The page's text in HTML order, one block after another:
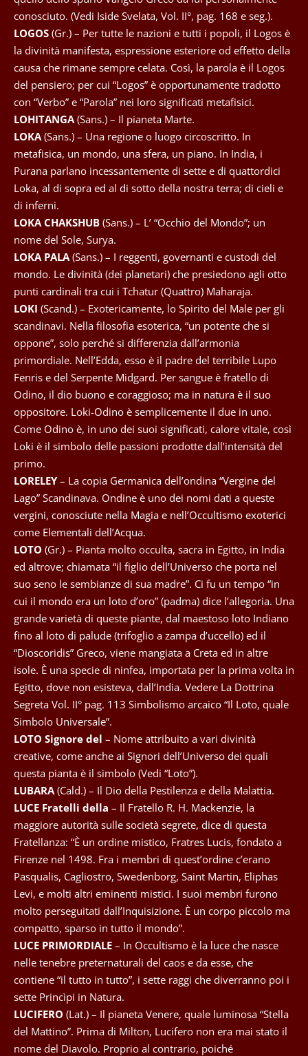
conosciuto. (Vedi Iside Svelata, Vol. II°, pag. 168 e seg.).
LOGOS (Gr.) – Per tutte le nazioni e tutti i popoli, il Logos è
la divinità manifesta, espressione esteriore od effetto della
causa che rimane sempre celata. Così, la parola è il Logos
del pensiero; per cui “Logos” è opportunamente tradotto
con “Verbo” e “Parola” nei loro significati metafisici.
LOHITANGA (Sans.) – Il pianeta Marte.
LOKA (Sans.) – Una regione o luogo circoscritto. In
metafisica, un mondo, una sfera, un piano. In India, i
Purana parlano incessantemente di sette e di quattordici
Loka, al di sopra ed al di sotto della nostra terra; di cieli e
di inferni.
LOKA CHAKSHUB (Sans.) – L’ “Occhio del Mondo”; un
nome del Sole, Surya.
LOKA PALA (Sans.) – I reggenti, governanti e custodi del
mondo. Le divinità (dei planetari) che presiedono agli otto
punti cardinali tra cui i Tchatur (Quattro) Maharaja.
LOKI (Scand.) – Exotericamente, lo Spirito del Male per gli
scandinavi. Nella filosofia esoterica, “un potente che si
oppone”, solo perché si differenzia dall’armonia
primordiale. Nell’Edda, esso è il padre del terribile Lupo
Fenris e del Serpente Midgard. Per sangue è fratello di
Odino, il dio buono e coraggioso; ma in natura è il suo
oppositore. Loki-Odino è semplicemente il due in uno.
Come Odino è, in uno dei suoi significati, calore vitale, così
Loki è il simbolo delle passioni prodotte dall’intensità del
primo.
LORELEY– La copia Germanica dell’ondina “Vergine del
Lago” Scandinava. Ondine è uno dei nomi dati a queste
vergini, conosciute nella Magia e nell’Occultismo exoterici
come Elementali dell’Acqua.
LOTO (Gr.) – Pianta molto occulta, sacra in Egitto, in India
ed altrove; chiamata “il figlio dell’Universo che porta nel
suo seno le sembianze di sua madre”. Ci fu un tempo “in
cui il mondo era un loto d’oro” (padma) dice l’allegoria. Una
grande varietà di queste piante, dal maestoso loto Indiano
fino al loto di palude (trifoglio a zampa d’uccello) ed il
“Dioscoridis” Greco, viene mangiata a Creta ed in altre
isole. È una specie di ninfea, importata per la prima volta in
Egitto, dove non esisteva, dall’India. Vedere La Dottrina
Segreta Vol. II° pag. 113 Simbolismo arcaico “Il Loto, quale
Simbolo Universale”.
LOTO Signore del – Nome attribuito a vari divinità
creative, come anche ai Signori dell’Universo dei quali
questa pianta è il simbolo (Vedi “Loto”).
LUBARA (Cald.) – Il Dio della Pestilenza e della Malattia.
LUCE Fratelli della – Il Fratello R. H. Mackenzie, la
maggiore autorità sulle società segrete, dice di questa
Fratellanza: “È un ordine mistico, Fratres Lucis, fondato a
Firenze nel 1498. Fra i membri di quest’ordine c’erano
Pasqualis, Cagliostro, Swedenborg, Saint Martin, Eliphas
Levi, e molti altri eminenti mistici. I suoi membri furono
molto perseguitati dall’Inquisizione. È un corpo piccolo ma
compatto, sparso in tutto il mondo”.
LUCE PRIMORDIALE – In Occultismo è la luce che nasce
nelle tenebre preternaturali del caos e da esse, che
contiene “il tutto in tutto”, i sette raggi che diverranno poi i
sette Princìpi in Natura.
LUCIFERO (Lat.) – Il pianeta Venere, quale luminosa “Stella
del Mattino”. Prima di Milton, Lucifero non era mai stato il
nome del Diavolo. Proprio al contrario, poiché